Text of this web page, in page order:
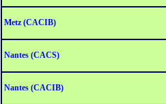
Metz (CACIB)
Nantes (CACS)
Nantes (CACIB)